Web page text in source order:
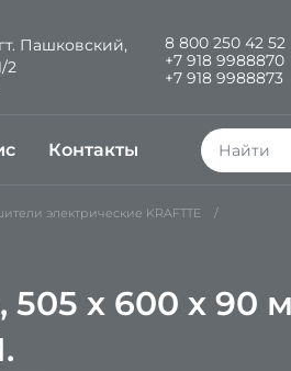
Пашковский,
2
8 800 250 42 52
+7 918 9988870
+7 918 9988873
Контакты
электрические KRAFTTE
х 600 х 90